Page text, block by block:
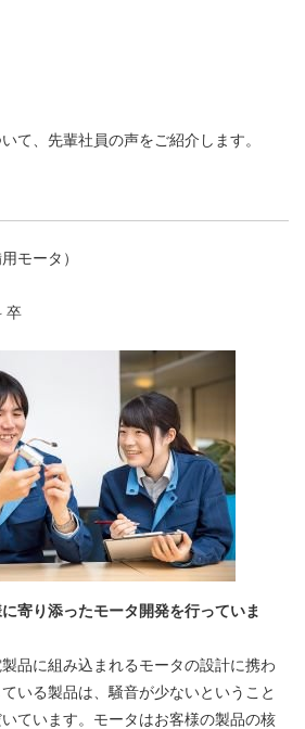
て、先輩社員の声をご紹介します。
モータ）
卒
寄り添ったモータ開発を行っていま
品に組み込まれるモータの設計に携わ
いる製品は、騒音が少ないということ
ています。モータはお客様の製品の核